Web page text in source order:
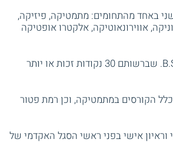
באחד מהתחומים: מתמטיקה, פיזיקה,
אווירונאוטיקה, אלקטרו אופטיקה
מעבר לכך, יכולים להשתתף בתכנית גם בעלי תואר ראשון B.Sc. שברשותם 30 נקודות זכות או יותר
הם ממוצע משוקלל של 80 או יותר בכלל הקורסים במתמטיקה, וכן רמת פטור
וראיון אישי בפני ראשי הסגל האקדמי של